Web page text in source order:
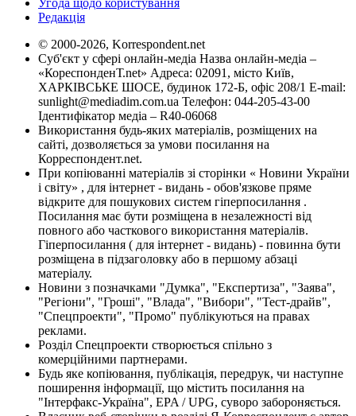
Редакція
© 2000-2026, Korrespondent.net
Суб'єкт у сфері онлайн-медіа Назва онлайн-медіа –
«КореспонденТ.net» Адреса: 02091, місто Київ,
ХАРКІВСЬКЕ ШОСЕ, будинок 172-Б, офіс 208/1 E-mail:
sunlight@mediadim.com.ua Телефон: 044-205-43-00
Ідентифікатор медіа – R40-06068
Використання будь-яких матеріалів, розміщених на
сайті, дозволяється за умови посилання на
Корреспондент.net.
При копіюванні матеріалів зі сторінки « Новини України
і світу» , для інтернет - видань - обов'язкове пряме
відкрите для пошукових систем гіперпосилання .
Посилання має бути розміщена в незалежності від
повного або часткового використання матеріалів.
Гіперпосилання ( для інтернет - видань) - повинна бути
розміщена в підзаголовку або в першому абзаці
матеріалу.
Новини з позначками "Думка", "Експертиза", "Заява",
"Регіони", "Гроші", "Влада", "Вибори", "Тест-драйв",
"Спецпроекти", "Промо" публікуються на правах
реклами.
Розділ Спецпроекти створюється спільно з
комерційними партнерами.
Будь яке копіювання, публікація, передрук, чи наступне
поширення інформації, що містить посилання на
"Інтерфакс-Україна", EPA / UPG, суворо забороняється.